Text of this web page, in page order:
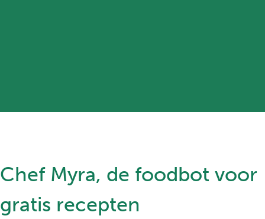
Chef Myra, de foodbot voor
gratis recepten